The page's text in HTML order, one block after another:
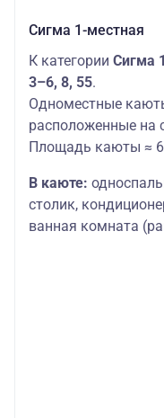
Сигма 1-местная
К категории Сигма
3–6, 8, 55.
Одноместные
расположенные на
Площадь каюты ≈
В каюте:
столик,
ванная комната